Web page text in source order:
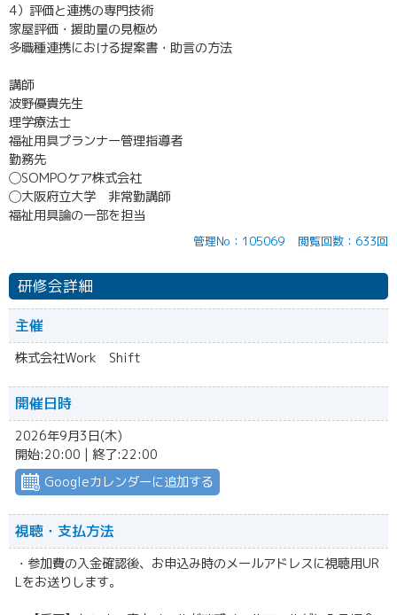
4）評価と連携の専門技術
家屋評価・援助量の見極め
多職種連携における提案書・助言の方法
講師
波野優貴先生
理学療法士
福祉用具プランナー管理指導者
勤務先
◯SOMPOケア株式会社
◯大阪府立大学 非常勤講師
福祉用具論の一部を担当
管理No：105069 閲覧回数：633回
研修会詳細
主催
株式会社Work Shift
開催日時
2026年9月3日(木)
開始:20:00 | 終了:22:00
Googleカレンダーに追加する
視聴・ 支払方法
・参加費の入金確認後、お申込み時のメールアドレスに視聴用UR
Lをお送りします。